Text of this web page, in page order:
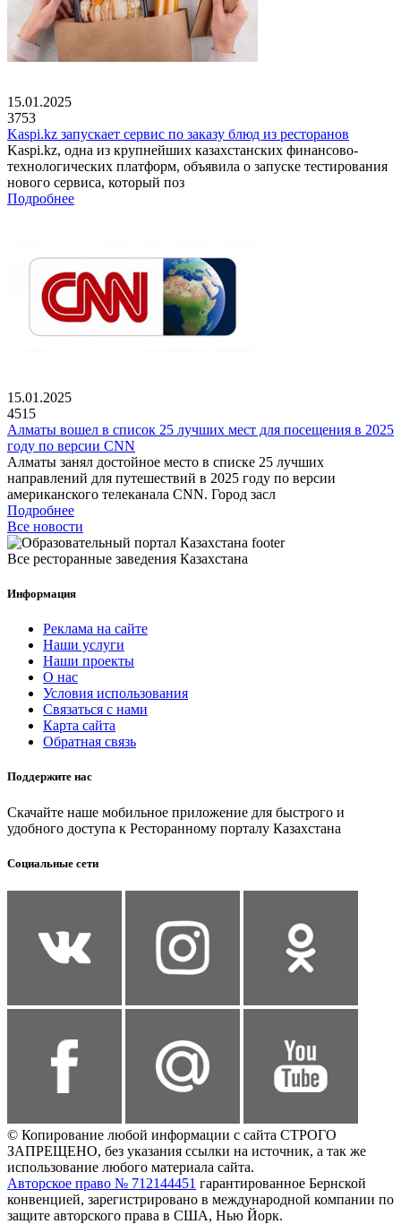
15.01.2025
3753
Kaspi.kz запускает сервис по заказу блюд из ресторанов
Kaspi.kz, одна из крупнейших казахстанских финансово-
технологических платформ, объявила о запуске тестирования
нового сервиса, который поз
Подробнее
15.01.2025
4515
Алматы вошел в список 25 лучших мест для посещения в 2025
году по версии CNN
Алматы занял достойное место в списке 25 лучших
направлений для путешествий в 2025 году по версии
американского телеканала CNN. Город засл
Подробнее
Все новости
Все ресторанные заведения Казахстана
Информация
Реклама на сайте
Наши услуги
Наши проекты
О нас
Условия использования
Связаться с нами
Карта сайта
Обратная связь
Поддержите нас
Скачайте наше мобильное приложение для быстрого и
удобного доступа к Ресторанному порталу Казахстана
Социальные сети
© Копирование любой информации с сайта СТРОГО
ЗАПРЕЩЕНО, без указания ссылки на источник, а так же
использование любого материала сайта.
Авторское право № 712144451 гарантированное Бернской
конвенцией, зарегистрировано в международной компании по
защите авторского права в США, Нью Йорк.